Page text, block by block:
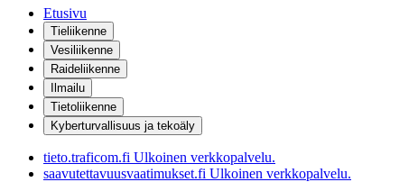
Etusivu
Tieliikenne
Vesiliikenne
Raideliikenne
Ilmailu
Tietoliikenne
Kyberturvallisuus ja tekoäly
tieto.traficom.fi Ulkoinen verkkopalvelu.
saavutettavuusvaatimukset.fi Ulkoinen verkkopalvelu.